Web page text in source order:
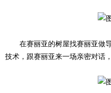
在赛丽亚的树屋找赛丽亚做导
技术，跟赛丽亚来一场亲密对话